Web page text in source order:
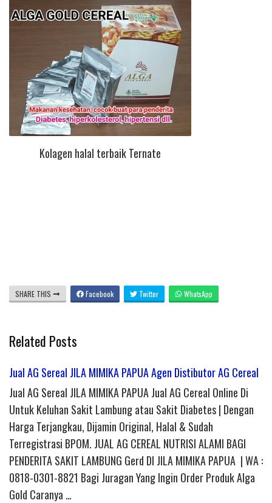
Kolagen halal terbaik Ternate
SHARE THIS Facebook Twitter WhatsApp
Related Posts
Jual AG Sereal JILA MIMIKA PAPUA Agen Distibutor AG Cereal
Jual AG Sereal JILA MIMIKA PAPUA Jual AG Cereal Online Di
Untuk Keluhan Sakit Lambung atau Sakit Diabetes | Dengan
Harga Terjangkau, Dijamin Original, Halal & Sudah
Terregistrasi BPOM. JUAL AG CEREAL NUTRISI ALAMI BAGI
PENDERITA SAKIT LAMBUNG Gerd DI JILA MIMIKA PAPUA | WA :
0818-0301-8821 Bagi Juragan Yang Ingin Order Produk Alga
Gold Caranya …